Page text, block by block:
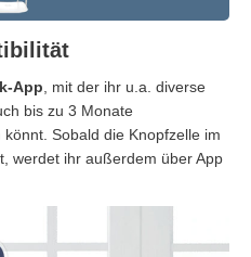
App , mit der ihr u.a. diverse
bis zu 3 Monate
Sobald die Knopfzelle im
werdet ihr außerdem über App